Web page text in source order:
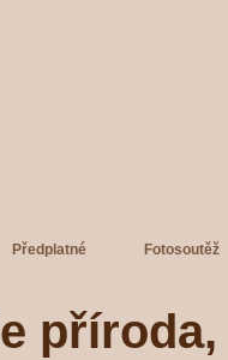
Předplatné Fotosoutěž